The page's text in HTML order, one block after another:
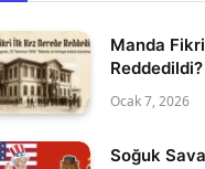
Manda
Reddedildi?
Ocak 7, 2026
Soğuk